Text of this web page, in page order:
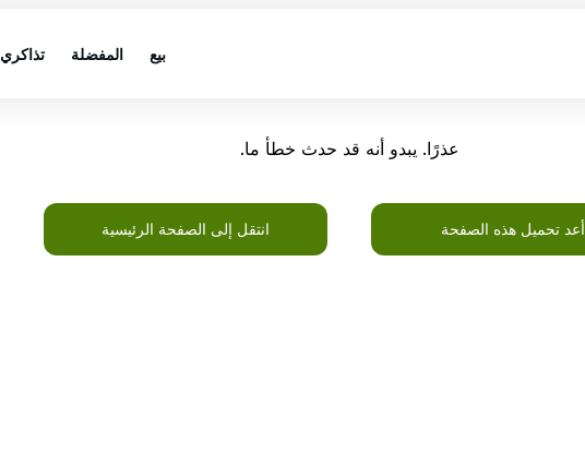
بيع المفضلة تذاكري
عذرًا. يبدو أنه قد حدث خطأ ما.
أعد تحميل هذه الصفحة انتقل إلى الصفحة الرئيسية